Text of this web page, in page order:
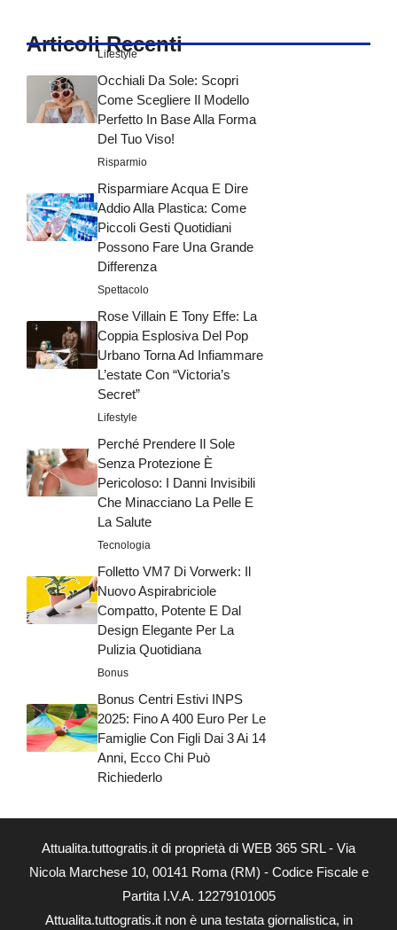
Articoli Recenti
Lifestyle
Occhiali Da Sole: Scopri
Come Scegliere Il Modello
Perfetto In Base Alla Forma
Del Tuo Viso!
Risparmio
Risparmiare Acqua E Dire
Addio Alla Plastica: Come
Piccoli Gesti Quotidiani
Possono Fare Una Grande
Differenza
Spettacolo
Rose Villain E Tony Effe: La
Coppia Esplosiva Del Pop
Urbano Torna Ad Infiammare
L’estate Con “Victoria’s
Secret”
Lifestyle
Perché Prendere Il Sole
Senza Protezione È
Pericoloso: I Danni Invisibili
Che Minacciano La Pelle E
La Salute
Tecnologia
Folletto VM7 Di Vorwerk: Il
Nuovo Aspirabriciole
Compatto, Potente E Dal
Design Elegante Per La
Pulizia Quotidiana
Bonus
Bonus Centri Estivi INPS
2025: Fino A 400 Euro Per Le
Famiglie Con Figli Dai 3 Ai 14
Anni, Ecco Chi Può
Richiederlo
Attualita.tuttogratis.it di proprietà di WEB 365 SRL - Via
Nicola Marchese 10, 00141 Roma (RM) - Codice Fiscale e
Partita I.V.A. 12279101005
Attualita.tuttogratis.it non è una testata giornalistica, in